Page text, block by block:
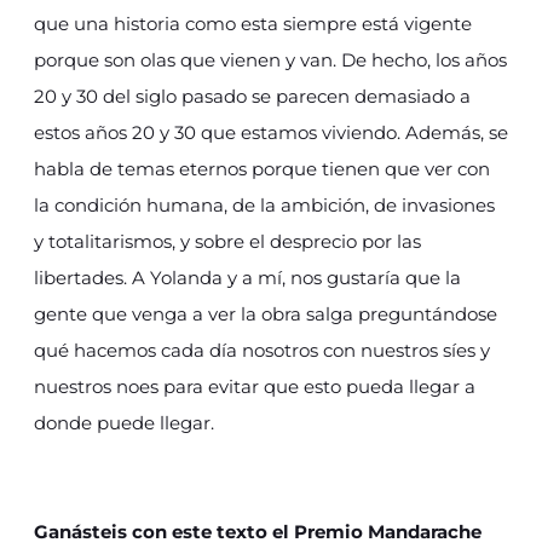
que una historia como esta siempre está vigente
porque son olas que vienen y van. De hecho, los años
20 y 30 del siglo pasado se parecen demasiado a
estos años 20 y 30 que estamos viviendo. Además, se
habla de temas eternos porque tienen que ver con
la condición humana, de la ambición, de invasiones
y totalitarismos, y sobre el desprecio por las
libertades. A Yolanda y a mí, nos gustaría que la
gente que venga a ver la obra salga preguntándose
qué hacemos cada día nosotros con nuestros síes y
nuestros noes para evitar que esto pueda llegar a
donde puede llegar.
Ganásteis con este texto el Premio Mandarache